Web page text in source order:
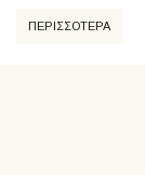
ΠΕΡΙΣΣΟΤΕΡΑ